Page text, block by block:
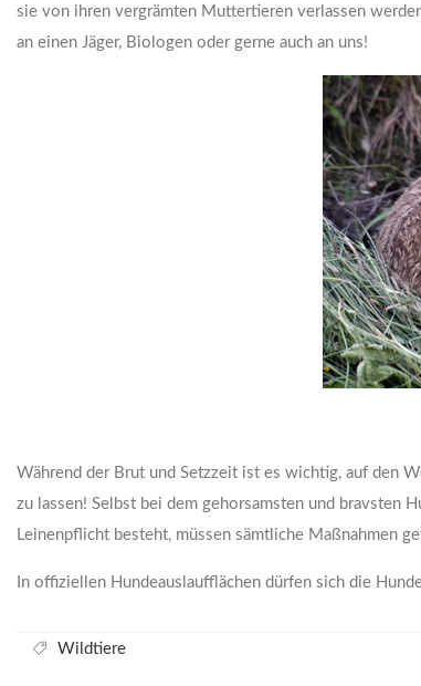
sie von ihren vergrämten Muttertieren verlassen
an einen Jäger, Biologen oder gerne auch an uns!
Während der Brut und Setzzeit ist es wichtig, auf den
zu lassen! Selbst bei dem gehorsamsten und bravsten
Leinenpflicht besteht, müssen sämtliche Maßnahmen
In offiziellen Hundeauslaufflächen dürfen sich die
Wildtiere